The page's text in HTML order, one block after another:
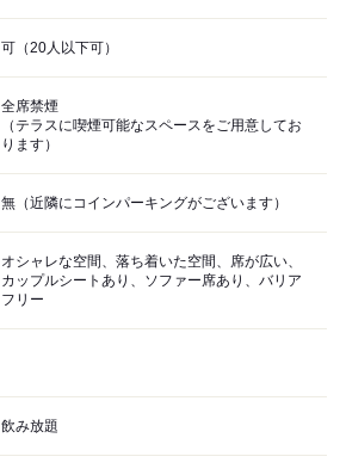
可（20人以下可）
全席禁煙
（テラスに喫煙可能なスペースをご用意してお
ります）
無（近隣にコインパーキングがございます）
オシャレな空間、落ち着いた空間、席が広い、
カップルシートあり、ソファー席あり、バリア
フリー
飲み放題